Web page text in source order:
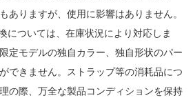
ありますが、使用に影響はありません。
については、在庫状況により対応しま
定モデルの独自カラー、独自形状のパー
できません。ストラップ等の消耗品につ
の際、万全な製品コンディションを保持